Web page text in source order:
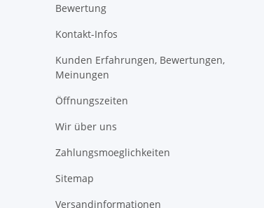
Bewertung
Kontakt-Infos
Kunden Erfahrungen, Bewertungen,
Meinungen
Öffnungszeiten
Wir über uns
Zahlungsmoeglichkeiten
Sitemap
Versandinformationen